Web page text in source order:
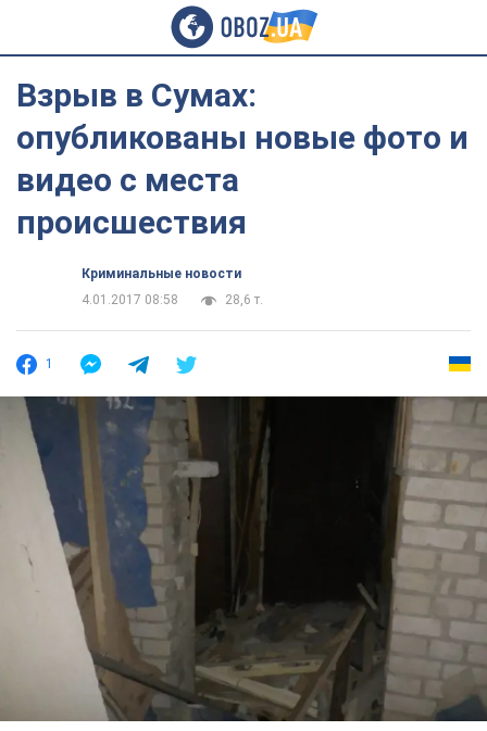
Взрыв в Сумах:
опубликованы новые фото и
видео с места
происшествия
Криминальные новости
4.01.2017 08:58
28,6 т.
1